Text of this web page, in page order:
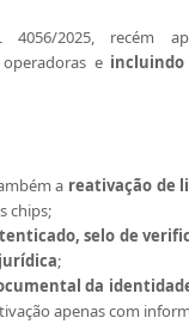
2025, recém
e incluindo
a reativação de
chips;
selo de
;
da
apenas com